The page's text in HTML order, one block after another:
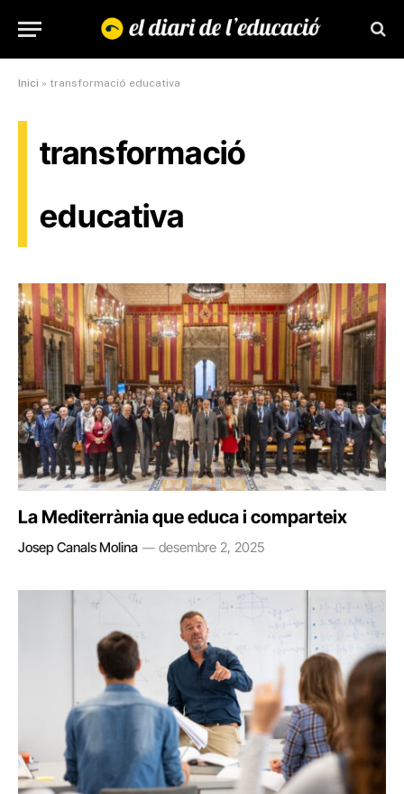
Inici » transformació educativa
transformació
educativa
La Mediterrània que educa i comparteix
Josep Canals Molina desembre 2, 2025